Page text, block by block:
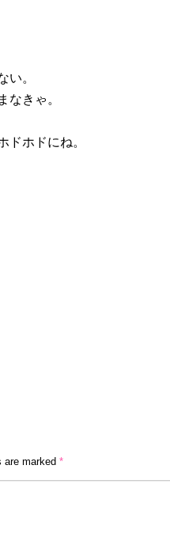
い。
なきゃ。
ドホドにね。
are marked *